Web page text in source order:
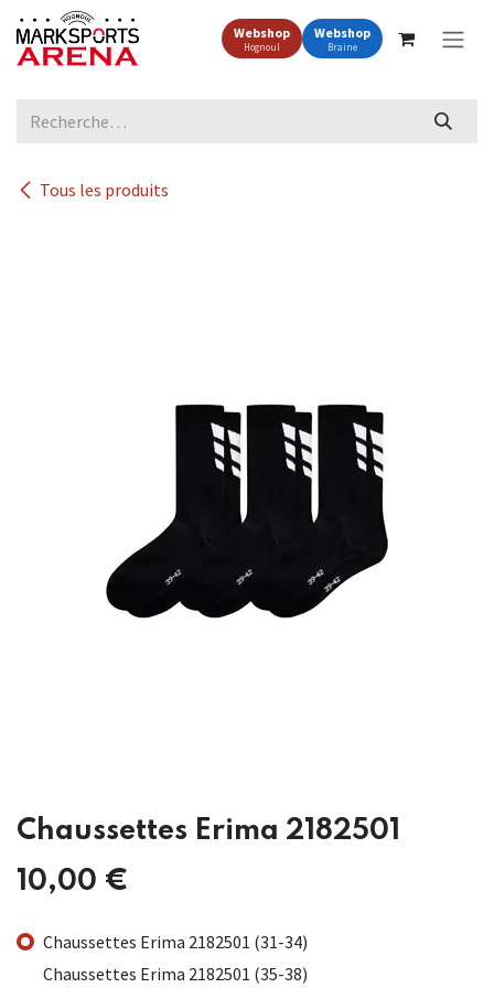
Se rendre au contenu
Webshop
Hognoul
Webshop
Braine
Tous les produits
Chaussettes Erima 2182501
10,00 €
Chaussettes Erima 2182501 (31-34)
Chaussettes Erima 2182501 (35-38)